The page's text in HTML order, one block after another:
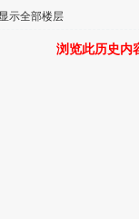
显示全部楼层
浏览此历史内